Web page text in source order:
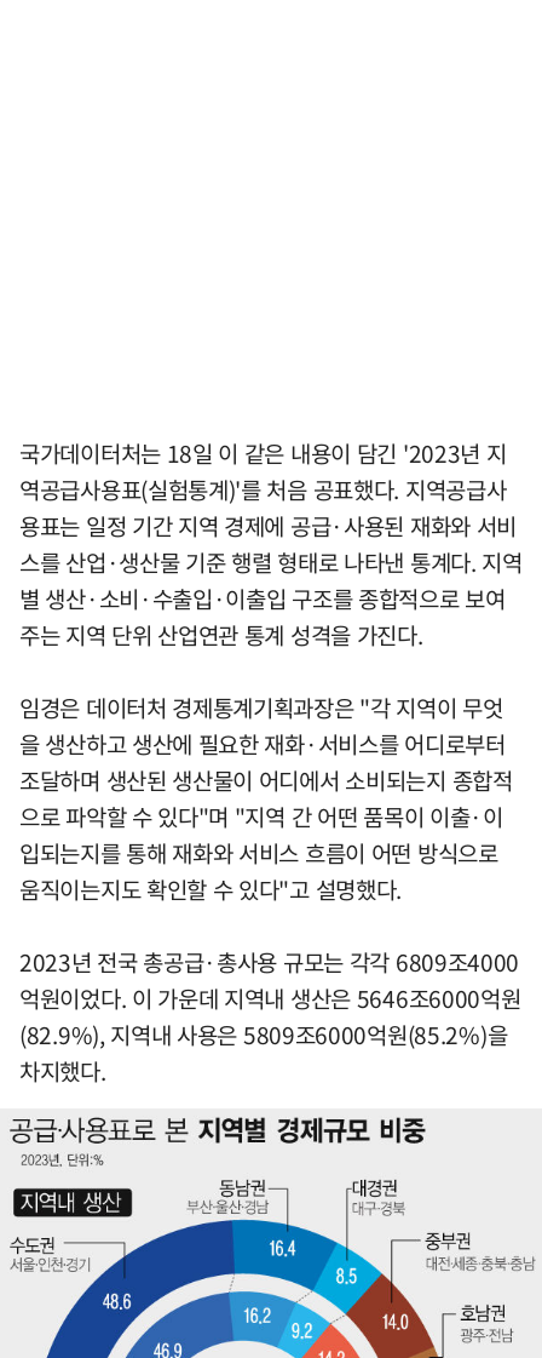
국가데이터처는 18일 이 같은 내용이 담긴 '2023년 지
역공급사용표(실험통계)'를 처음 공표했다. 지역공급사
용표는 일정 기간 지역 경제에 공급·사용된 재화와 서비
스를 산업·생산물 기준 행렬 형태로 나타낸 통계다. 지역
별 생산·소비·수출입·이출입 구조를 종합적으로 보여
주는 지역 단위 산업연관 통계 성격을 가진다.
임경은 데이터처 경제통계기획과장은 "각 지역이 무엇
을 생산하고 생산에 필요한 재화·서비스를 어디로부터
조달하며 생산된 생산물이 어디에서 소비되는지 종합적
으로 파악할 수 있다"며 "지역 간 어떤 품목이 이출·이
입되는지를 통해 재화와 서비스 흐름이 어떤 방식으로
움직이는지도 확인할 수 있다"고 설명했다.
2023년 전국 총공급·총사용 규모는 각각 6809조4000
억원이었다. 이 가운데 지역내 생산은 5646조6000억원
(82.9%), 지역내 사용은 5809조6000억원(85.2%)을
차지했다.